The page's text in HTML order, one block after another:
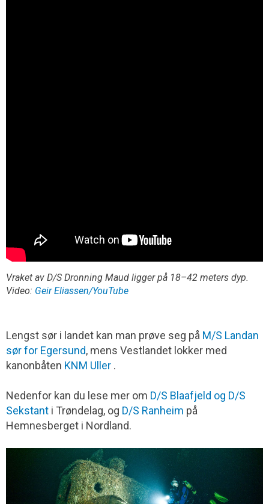
Vraket av D/S Dronning Maud ligger på 18–42 meters dyp.
Video: Geir Eliassen/YouTube
Lengst sør i landet kan man prøve seg på M/S Landan
sør for Egersund, mens Vestlandet lokker med
kanonbåten KNM Uller .
Nedenfor kan du lese mer om D/S Blaafjeld og D/S
Sekstant i Trøndelag, og D/S Ranheim på
Hemnesberget i Nordland.